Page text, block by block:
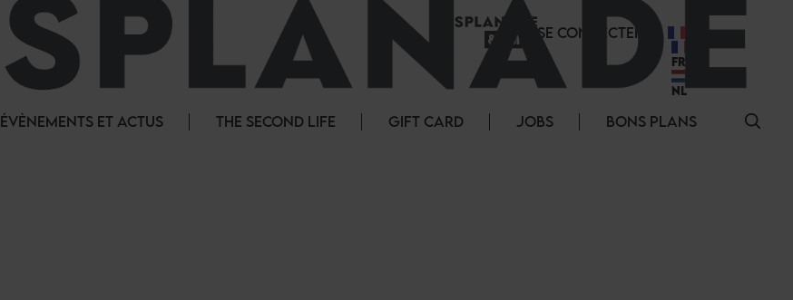
SE CONNECTER
FR
NL
ÉVÈNEMENTS ET ACTUS THE SECOND LIFE GIFT CARD JOBS BONS PLANS